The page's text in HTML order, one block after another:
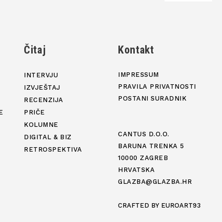
Čitaj
INTERVJU
IZVJEŠTAJ
RECENZIJA
PRIČE
KOLUMNE
DIGITAL & BIZ
RETROSPEKTIVA
Kontakt
IMPRESSUM
PRAVILA PRIVATNOSTI
POSTANI SURADNIK
CANTUS D.O.O.
BARUNA TRENKA 5
10000 ZAGREB
HRVATSKA
GLAZBA@GLAZBA.HR
CRAFTED BY EUROART93